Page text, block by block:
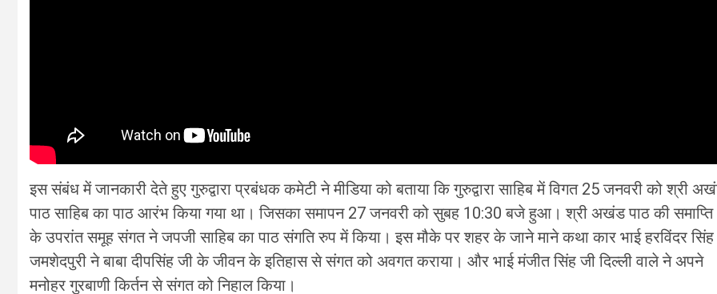
इस संबंध में जानकारी देते हुए गुरुद्वारा प्रबंधक कमेटी ने मीडिया को बताया कि गुरुद्वारा साहिब में विगत 25 जनवरी को श्री
पाठ साहिब का पाठ आरंभ किया गया था। जिसका समापन 27 जनवरी को सुबह 10:30 बजे हुआ। श्री अखंड पाठ की समाप्ति
के उपरांत समूह संगत ने जपजी साहिब का पाठ संगति रुप में किया। इस मौके पर शहर के जाने माने कथा कार भाई हरविंदर सिंह
जमशेदपुरी ने बाबा दीपसिंह जी के जीवन के इतिहास से संगत को अवगत कराया। और भाई मंजीत सिंह जी दिल्ली वाले ने अपने
मनोहर गुरबाणी किर्तन से संगत को निहाल किया।